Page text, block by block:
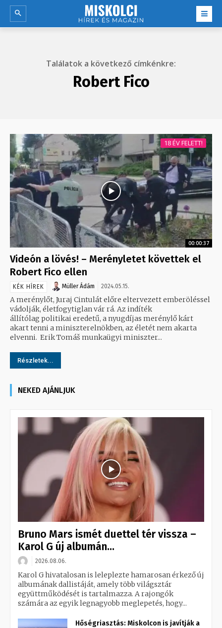
Találatok a következő címkénkre:
Robert Fico
18 ÉV FELETT!
00:00:37
Videón a lövés! – Merényletet követtek el
Robert Fico ellen
KÉK HÍREK Müller Ádám 2024.05.15.
A merénylőt, Juraj Cintulát előre eltervezett emberöléssel
vádolják, életfogytiglan vár rá. Az indíték
állítólag politikai eredetű, a nyugdíjas merénylő kárt
akart tenni a miniszterelnökben, az életét nem akarta
elvenni. Erik Tomáš munkaügyi miniszter...
Részletek...
NEKED AJÁNLJUK
Bruno Mars ismét duettel tér vissza –
Karol G új albumán...
2026.08.06.
Karol G hivatalosan is leleplezte hamarosan érkező új
albumának dallistáját, amely több világsztár
együttműködését is tartalmazza. A rajongók
számára az egyik legnagyobb meglepetés, hogy...
Hőségriasztás: Miskolcon is javítják a